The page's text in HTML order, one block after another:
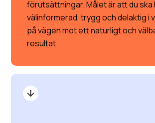
förutsättningar. Målet är att du ska
välinformerad, trygg och delaktig i
på vägen mot ett naturligt och
resultat.